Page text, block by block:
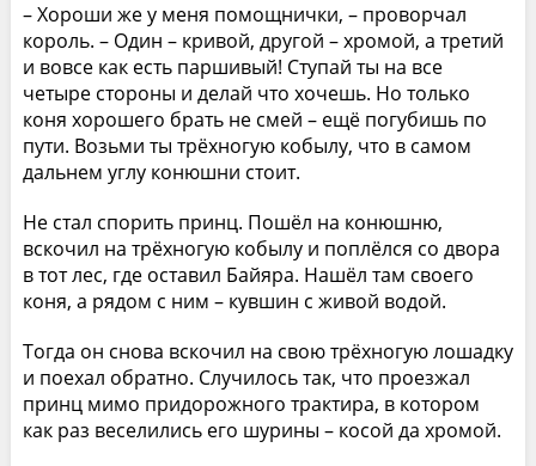
– Хороши же у меня помощнички, – проворчал
король. – Один – кривой, другой – хромой, а третий
и вовсе как есть паршивый! Ступай ты на все
четыре стороны и делай что хочешь. Но только
коня хорошего брать не смей – ещё погубишь по
пути. Возьми ты трёхногую кобылу, что в самом
дальнем углу конюшни стоит.
Не стал спорить принц. Пошёл на конюшню,
вскочил на трёхногую кобылу и поплёлся со двора
в тот лес, где оставил Байяра. Нашёл там своего
коня, а рядом с ним – кувшин с живой водой.
Тогда он снова вскочил на свою трёхногую лошадку
и поехал обратно. Случилось так, что проезжал
принц мимо придорожного трактира, в котором
как раз веселились его шурины – косой да хромой.